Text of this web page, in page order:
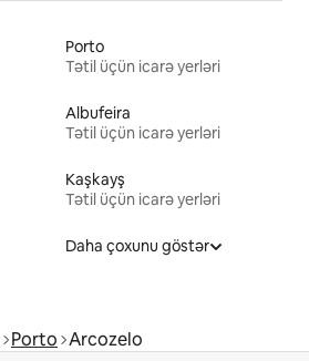
Porto
Tətil üçün icarə yerləri
Albufeira
Tətil üçün icarə yerləri
Kaşkayş
Tətil üçün icarə yerləri
Daha çoxunu göstər
Porto Arcozelo